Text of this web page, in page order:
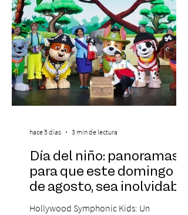
Día del niño: panoramas
para que este domingo 09
de agosto, sea inolvidable
Hollywood Symphonic Kids: Un
hace 5 días 3 min de lectura